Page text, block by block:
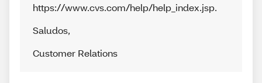
https://www.cvs.com/help/help_index.jsp.
Saludos,
Customer Relations